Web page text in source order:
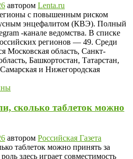
автором Lenta.ru
с повышенным риском
энцефалитом (КВЭ). Полный
-канале ведомства. В списке
регионов — 49. Среди
Московская область, Санкт-
Башкортостан, Татарстан,
и Нижегородская
сколько таблеток можно
автором Российская Газета
таблеток можно принять за
здесь играет совместимость